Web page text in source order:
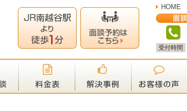
HOME
受付時間